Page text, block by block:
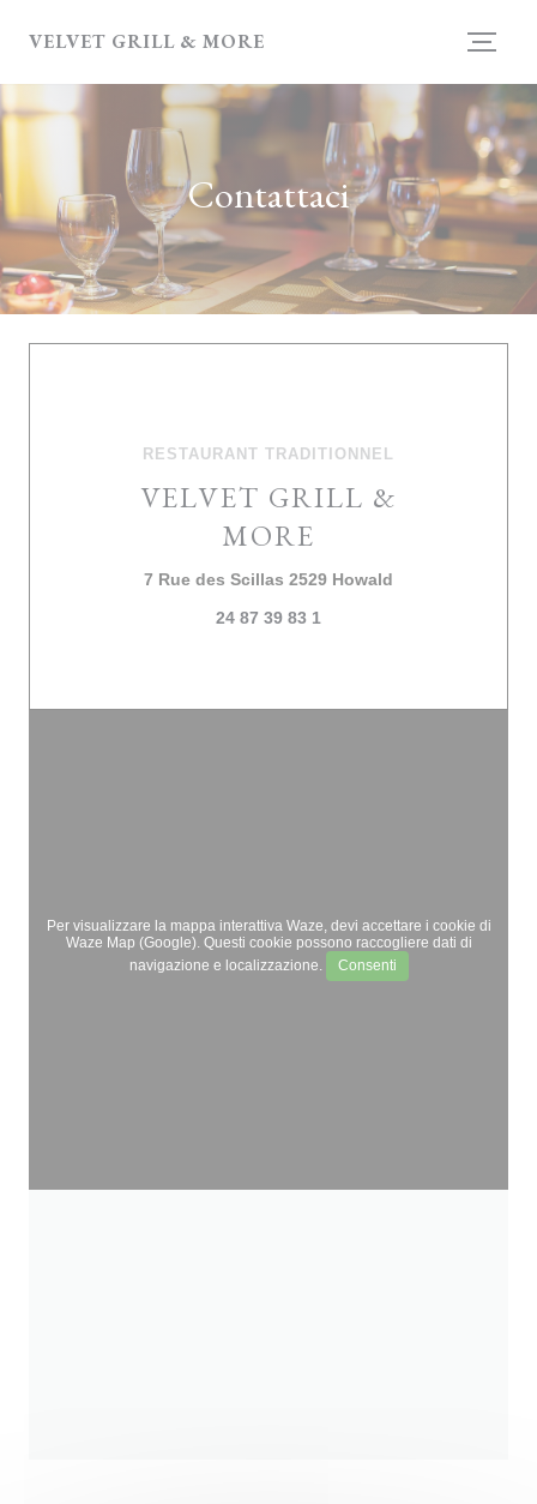
VELVET GRILL & MORE
Contattaci
RESTAURANT TRADITIONNEL
VELVET GRILL &
MORE
7 Rue des Scillas 2529 Howald
24 87 39 83 1
Per visualizzare la mappa interattiva Waze, devi accettare i cookie di
Waze Map (Google). Questi cookie possono raccogliere dati di
navigazione e localizzazione.
Consenti